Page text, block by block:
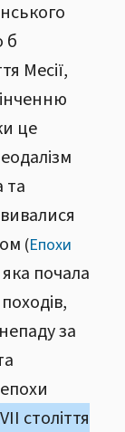
б
Месії,
це
та
(Епохи
почала
за
століття